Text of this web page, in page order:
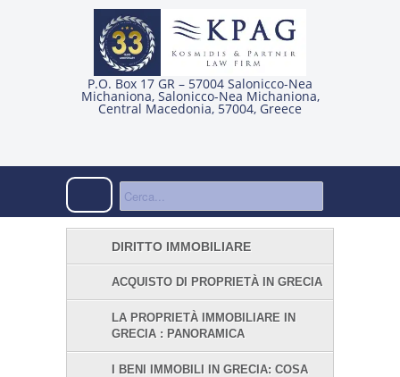
P.O. Box 17 GR – 57004 Salonicco-Nea
Michaniona, Salonicco-Nea Michaniona,
Central Macedonia, 57004, Greece
DIRITTO IMMOBILIARE
ACQUISTO DI PROPRIETÀ IN GRECIA
LA PROPRIETÀ IMMOBILIARE IN
GRECIA : PANORAMICA
I BENI IMMOBILI IN GRECIA: COSA